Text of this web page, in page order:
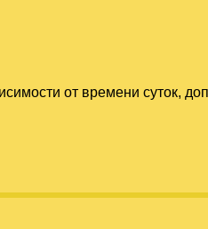
от времени суток,